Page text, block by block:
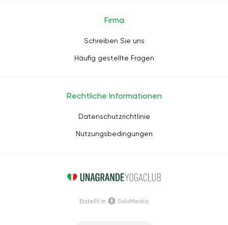
Firma
Schreiben Sie uns
Häufig gestellte Fragen
Rechtliche Informationen
Datenschutzrichtlinie
Nutzungsbedingungen
Erstellt in SoloMedia